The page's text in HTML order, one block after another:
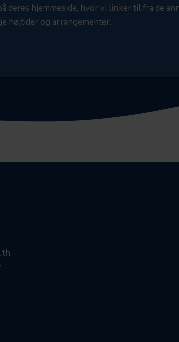
deres hjemmeside, hvor vi linker til fra de
højtider og arrangementer.